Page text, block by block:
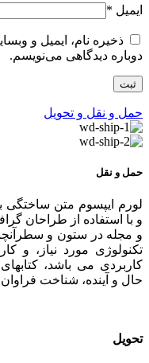
ایمیل *
ذخیره نام، ایمیل و
دوباره دیدگاهی می‌نویسم.
حمل و نقل و تحویل
حمل و نقل
لورم ایپسوم متن ساختگی
و با استفاده از طراحان
و مجله در ستون و
تکنولوژی مورد نیاز، و
کاربردی می باشد،
حال و آینده، شناخت
تحویل